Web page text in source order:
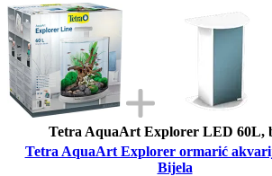
Tetra AquaArt Explorer LED 60L,
Tetra AquaArt Explorer ormarić
Bijela